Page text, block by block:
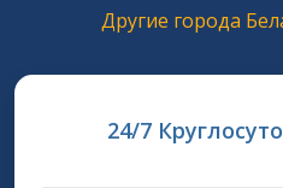
Другие города
24/7